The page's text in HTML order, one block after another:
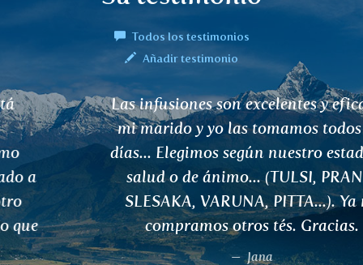
Todos los testimonios
Añadir testimonio
Las infusiones son excelentes y eficaces,
mi marido y yo las tomamos todos los
días... Elegimos según nuestro estado de
salud o de ánimo... (TULSI, PRANA,
SLESAKA, VARUNA, PITTA...). Ya no
compramos otros tés. Gracias.
Jana